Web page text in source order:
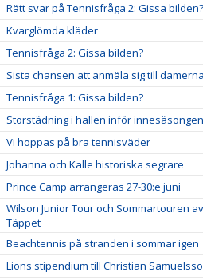
Rätt svar på Tennisfråga 2: Gissa bilden?
Kvarglömda kläder
Tennisfråga 2: Gissa bilden?
Sista chansen att anmäla sig till
Tennisfråga 1: Gissa bilden?
Storstädning i hallen inför innesäsongen
Vi hoppas på bra tennisväder
Johanna och Kalle historiska segrare
Prince Camp arrangeras 27-30:e juni
Wilson Junior Tour och Sommartouren
Täppet
Beachtennis på stranden i sommar igen
Lions stipendium till Christian